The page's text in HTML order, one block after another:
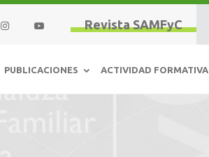
Revista SAMFyC
PUBLICACIONES ACTIVIDAD FORMATIVA